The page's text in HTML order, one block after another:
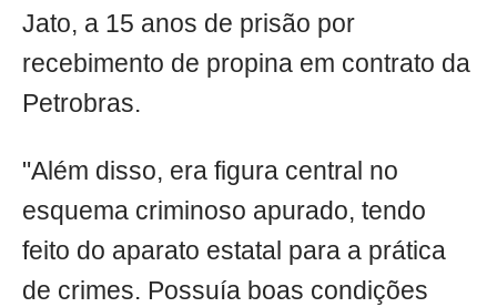
Jato, a 15 anos de prisão por
recebimento de propina em contrato da
Petrobras.
"Além disso, era figura central no
esquema criminoso apurado, tendo
feito do aparato estatal para a prática
de crimes. Possuía boas condições